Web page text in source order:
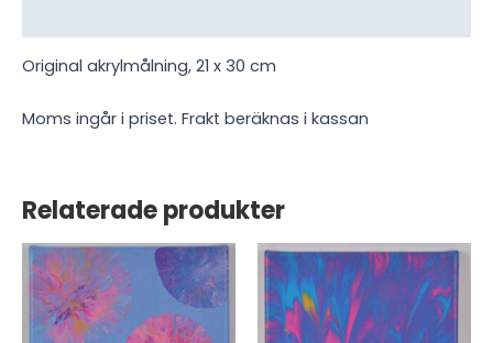
Original akrylmålning, 21 x 30 cm
Moms ingår i priset. Frakt beräknas i kassan
Relaterade produkter